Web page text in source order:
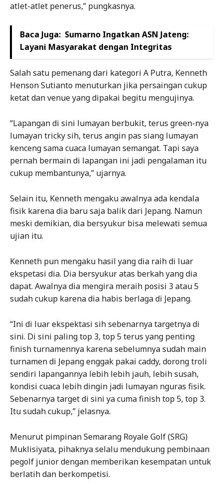
atlet-atlet penerus,” pungkasnya.
Baca Juga: Sumarno Ingatkan ASN Jateng:
Layani Masyarakat dengan Integritas
Salah satu pemenang dari kategori A Putra, Kenneth
Henson Sutianto menuturkan jika persaingan cukup
ketat dan venue yang dipakai begitu mengujinya.
“Lapangan di sini lumayan berbukit, terus green-nya
lumayan tricky sih, terus angin pas siang lumayan
kenceng sama cuaca lumayan semangat. Tapi saya
pernah bermain di lapangan ini jadi pengalaman itu
cukup membantunya,” ujarnya.
Selain itu, Kenneth mengaku awalnya ada kendala
fisik karena dia baru saja balik dari Jepang. Namun
meski demikian, dia bersyukur bisa melewati semua
ujian itu.
Kenneth pun mengaku hasil yang dia raih di luar
ekspetasi dia. Dia bersyukur atas berkah yang dia
dapat. Awalnya dia mengira meraih posisi 3 atau 5
sudah cukup karena dia habis berlaga di Jepang.
“Ini di luar ekspektasi sih sebenarnya targetnya di
sini. Di sini paling top 3, top 5 terus yang penting
finish turnamennya karena sebelumnya sudah main
turnamen di Jepang enggak pakai caddy, dorong troli
sendiri lapangannya lebih lebih jauh, lebih susah,
kondisi cuaca lebih dingin jadi lumayan nguras fisik.
Sebenarnya target di sini ya cuma finish top 5, top 3.
Itu sudah cukup,” jelasnya.
Menurut pimpinan Semarang Royale Golf (SRG)
Muklisiyata, pihaknya selalu mendukung pembinaan
pegolf junior dengan memberikan kesempatan untuk
berlatih dan berkompetisi.